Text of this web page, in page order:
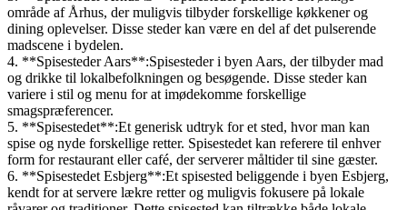
område af Århus, der muligvis tilbyder forskellige køkkener og
dining oplevelser. Disse steder kan være en del af det pulserende
madscene i bydelen.
4. **Spisesteder Aars**:Spisesteder i byen Aars, der tilbyder mad
og drikke til lokalbefolkningen og besøgende. Disse steder kan
variere i stil og menu for at imødekomme forskellige
smagspræferencer.
5. **Spisestedet**:Et generisk udtryk for et sted, hvor man kan
spise og nyde forskellige retter. Spisestedet kan referere til enhver
form for restaurant eller café, der serverer måltider til sine gæster.
6. **Spisestedet Esbjerg**:Et spisested beliggende i byen Esbjerg,
kendt for at servere lækre retter og muligvis fokusere på lokale